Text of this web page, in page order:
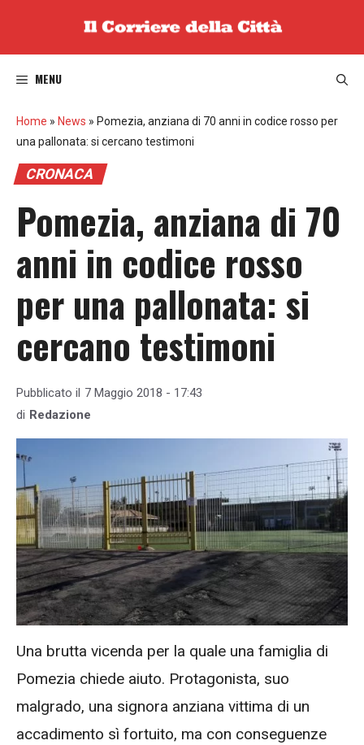
MENU
Home » News » Pomezia, anziana di 70 anni in codice rosso per
una pallonata: si cercano testimoni
CRONACA
Pomezia, anziana di 70
anni in codice rosso
per una pallonata: si
cercano testimoni
Pubblicato il 7 Maggio 2018 - 17:43
di Redazione
Una brutta vicenda per la quale una famiglia di
Pomezia chiede aiuto. Protagonista, suo
malgrado, una signora anziana vittima di un
accadimento sì fortuito, ma con conseguenze